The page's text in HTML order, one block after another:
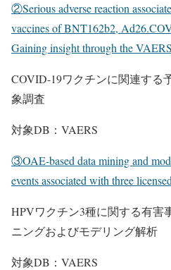
②Serious adverse reaction
vaccines of BNT162b2,
Gaining insight through the
COVID-19ワクチンに関連する
象調査
対象DB：VAERS
③OAE-based data mining and
events associated with three
HPVワクチン3種に関する有害
ニングおよびモデリング解析
対象DB：VAERS